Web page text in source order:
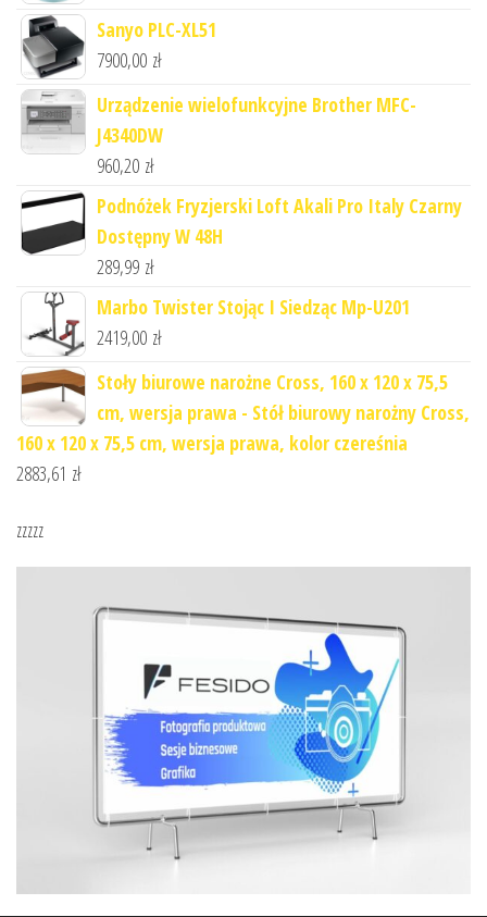
Sanyo PLC-XL51
7900,00 zł
Urządzenie wielofunkcyjne Brother MFC-
J4340DW
960,20 zł
Podnóżek Fryzjerski Loft Akali Pro Italy Czarny
Dostępny W 48H
289,99 zł
Marbo Twister Stojąc I Siedząc Mp-U201
2419,00 zł
Stoły biurowe narożne Cross, 160 x 120 x 75,5
cm, wersja prawa - Stół biurowy narożny Cross,
160 x 120 x 75,5 cm, wersja prawa, kolor czereśnia
2883,61 zł
zzzzz